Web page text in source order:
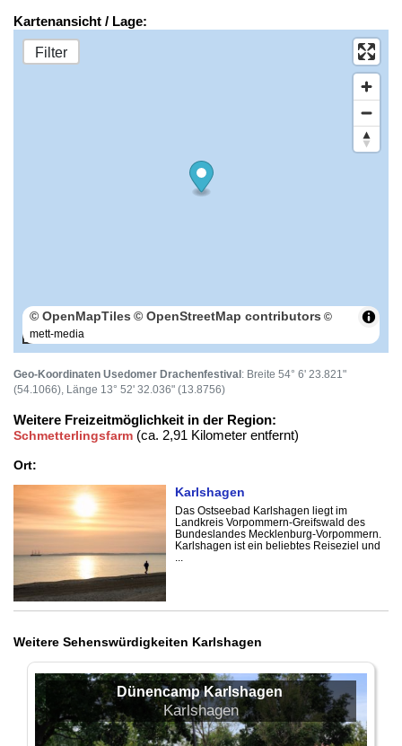
Kartenansicht / Lage:
Filter
50 m
© OpenMapTiles © OpenStreetMap contributors ©
mett-media
Geo-Koordinaten Usedomer Drachenfestival : Breite 54° 6' 23.821"
(54.1066), Länge 13° 52' 32.036" (13.8756)
Weitere Freizeitmöglichkeit in der Region:
Schmetterlingsfarm (ca. 2,91 Kilometer entfernt)
Ort:
Karlshagen
Das Ostseebad Karlshagen liegt im
Landkreis Vorpommern-Greifswald des
Bundeslandes Mecklenburg-Vorpommern.
Karlshagen ist ein beliebtes Reiseziel und
...
Weitere Sehenswürdigkeiten Karlshagen
Dünencamp Karlshagen
Karlshagen